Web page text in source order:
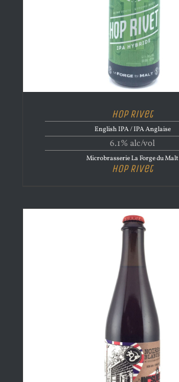
Hop Rivet
English IPA / IPA Anglaise
6.1% alc/vol
Microbrasserie La Forge du Malt
Hop Rivet